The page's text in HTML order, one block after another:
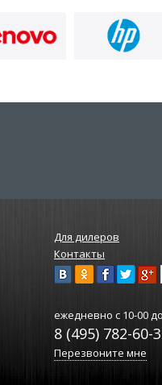
Для дилеров
Контакты
ежедневно с 10-00
8 (495) 782-60-
Перезвоните мне